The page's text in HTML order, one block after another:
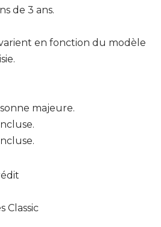
de 3 ans.
en fonction du modèle
majeure.
Classic